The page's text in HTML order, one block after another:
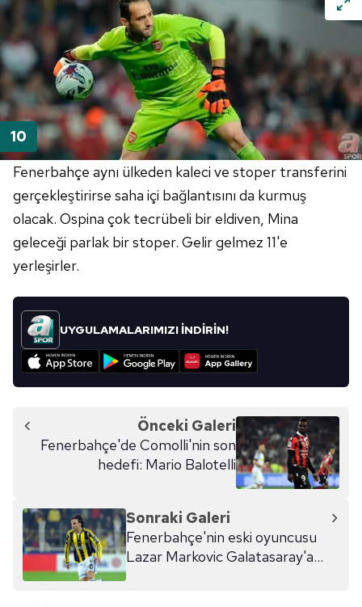
Fenerbahçe aynı ülkeden kaleci ve stoper transferini
gerçekleştirirse saha içi bağlantısını da kurmuş
olacak. Ospina çok tecrübeli bir eldiven, Mina
geleceği parlak bir stoper. Gelir gelmez 11'e
yerleşirler.
UYGULAMALARIMIZI İNDİRİN!
Önceki Galeri
Fenerbahçe'de Comolli'nin son
hedefi: Mario Balotelli
Sonraki Galeri
Fenerbahçe'nin eski oyuncusu
Lazar Markovic Galatasaray'a